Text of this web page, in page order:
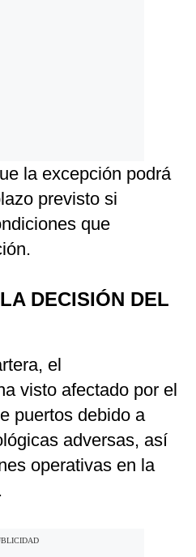
la excepción podrá
previsto si
que
DECISIÓN DEL
el
visto afectado por el
puertos debido a
adversas, así
operativas en la